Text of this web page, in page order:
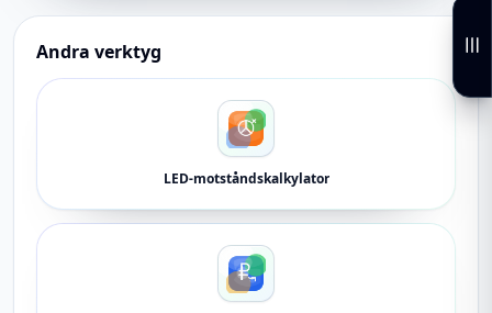
Andra verktyg
LED-motståndskalkylator